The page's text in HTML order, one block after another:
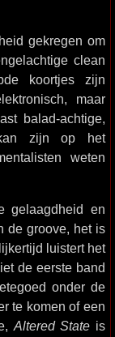
gekregen om
clean
koortjes zijn
maar
balad-achtige,
zijn op het
weten
gelaagdheid en
de groove, het is
luistert het
de eerste band
onder de
te komen of een
Altered State is